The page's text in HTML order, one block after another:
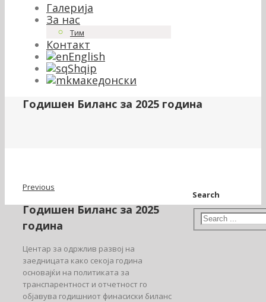
Галерија
За нас
Тим
Контакт
English
Shqip
македонски
Годишен Биланс за 2025 година
Previous
Годишен Биланс за 2025
година
Центар за одржлив развој на
заедницата како секоја година
основајќи на политиката за
транспарентност и отчетност го
објавува годишниот финасиски биланс
Search